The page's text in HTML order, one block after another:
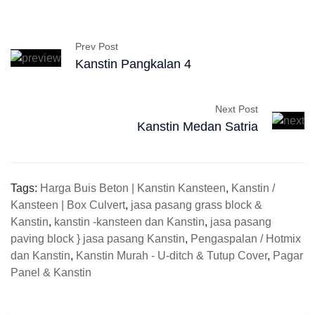
Prev Post
Kanstin Pangkalan 4
Next Post
Kanstin Medan Satria
Tags: Harga Buis Beton | Kanstin Kansteen, Kanstin /
Kansteen | Box Culvert, jasa pasang grass block &
Kanstin, kanstin -kansteen dan Kanstin, jasa pasang
paving block } jasa pasang Kanstin, Pengaspalan / Hotmix
dan Kanstin, Kanstin Murah - U-ditch & Tutup Cover, Pagar
Panel & Kanstin